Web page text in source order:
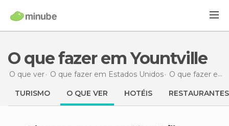
O que fazer em Yountville
O que ver O que fazer em Estados Unidos O que fazer em Califórnia
TURISMO O QUE VER HOTÉIS RESTAURANTES